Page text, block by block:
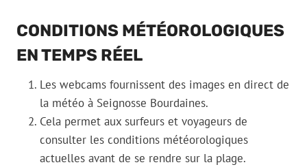
CONDITIONS MÉTÉOROLOGIQUES
EN TEMPS RÉEL
Les webcams fournissent des images en direct de
la météo à Seignosse Bourdaines.
Cela permet aux surfeurs et voyageurs de
consulter les conditions météorologiques
actuelles avant de se rendre sur la plage.